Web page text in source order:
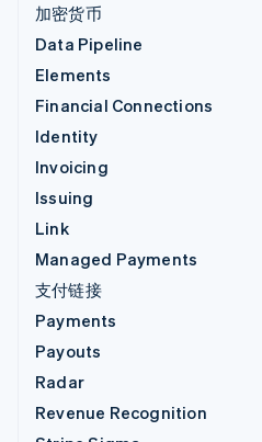
加密货币
Data Pipeline
Elements
Financial Connections
Identity
Invoicing
Issuing
Link
Managed Payments
支付链接
Payments
Payouts
Radar
Revenue Recognition